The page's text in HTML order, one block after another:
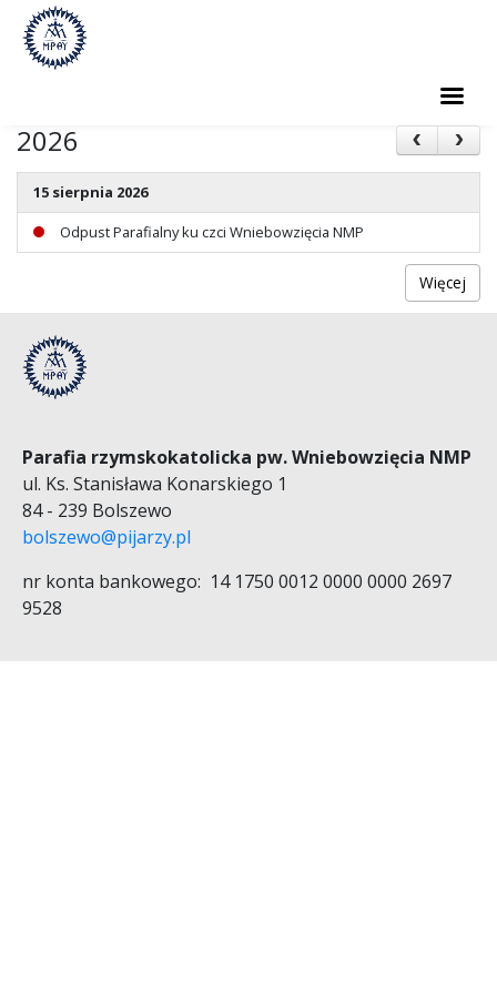
PARAFIA
SAKRAMENTY
GRUPY PARAFIALNE
KONTAKT
2026
15 sierpnia 2026
Odpust Parafialny ku czci Wniebowzięcia NMP
Więcej
Parafia rzymskokatolicka pw. Wniebowzięcia NMP
ul. Ks. Stanisława Konarskiego 1
84 - 239 Bolszewo
bolszewo@pijarzy.pl
nr konta bankowego: 14 1750 0012 0000 0000 2697
9528